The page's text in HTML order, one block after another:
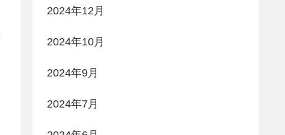
2024年12月
2024年10月
2024年9月
2024年7月